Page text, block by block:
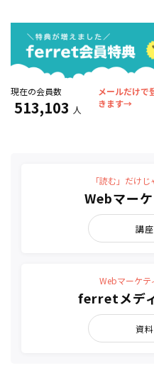
現在の会員数
513,103 人
メールだけで
きます→
「読む」だけ
Webマー
講
Webマーケテ
ferretメデ
資